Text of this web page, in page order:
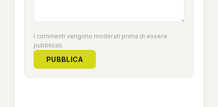
I commenti vengono moderati prima di essere
pubblicati.
PUBBLICA